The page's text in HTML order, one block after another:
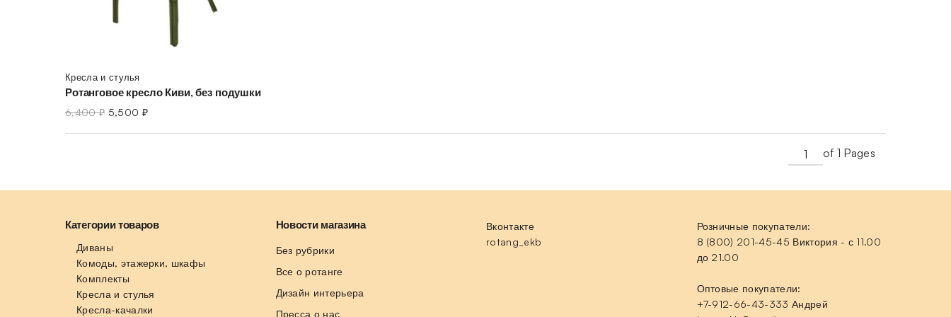
Кресла и стулья
Ротанговое кресло Киви, без подушки
6,400₽ 5,500 ₽
of 1 Pages
Категории товаров
Диваны
Комоды, этажерки, шкафы
Комплекты
Кресла и стулья
Кресла-качалки
Новости магазина
Без рубрики
Все о ротанге
Дизайн интерьера
Пресса о нас
Вконтакте
rotang_ekb
Розничные покупатели:
8 (800) 201-45-45 Виктория - с 11.00
до 21.00
Оптовые покупатели:
+7-912-66-43-333 Андрей